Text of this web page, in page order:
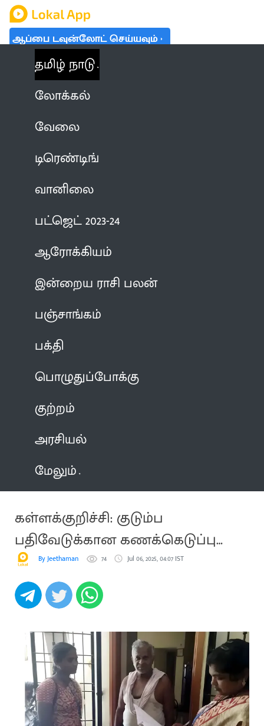
ஆப்பை டவுன்லோட் செய்யவும்
தமிழ் நாடு
லோக்கல்
வேலை
டிரெண்டிங்
வானிலை
பட்ஜெட் 2023-24
ஆரோக்கியம்
இன்றைய ராசி பலன்
பஞ்சாங்கம்
பக்தி
பொழுதுப்போக்கு
குற்றம்
அரசியல்
மேலும்
கள்ளக்குறிச்சி: குடும்ப
பதிவேடுக்கான கணக்கெடுப்பு
பணிBy Jeethaman 74 Jul 06, 2025, 04:07 IST